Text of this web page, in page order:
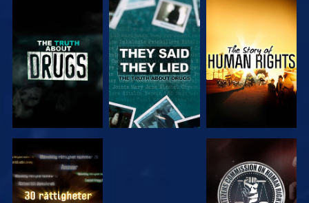
TITTA TITTA
TITTA TITTA